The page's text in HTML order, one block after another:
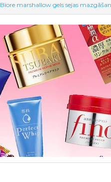
Biore marshallow gels sejas